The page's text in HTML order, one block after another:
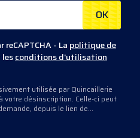
OK
- La politique de
conditions d'utilisation
utilisée par Quincaillerie
votre désinscription. Celle-ci peut
depuis le lien de